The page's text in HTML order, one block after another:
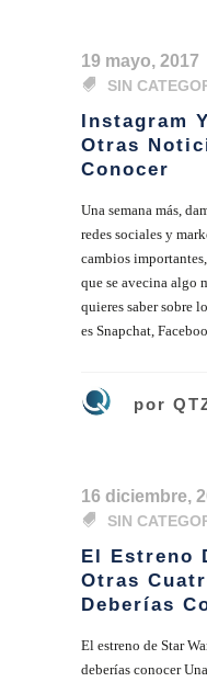
19 mayo, 2017
SIN
Instagram
Otras
Conocer
Una semana más,
redes sociales y
cambios
que se avecina algo
quieres saber sobre
es Snapchat,
por
16 diciembre,
SIN
El Estreno
Otras
Deberías
El estreno de Star
deberías conocer